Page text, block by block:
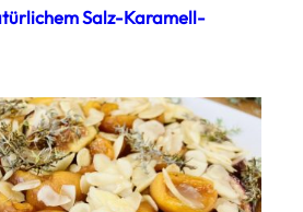
Salz-Karamell-